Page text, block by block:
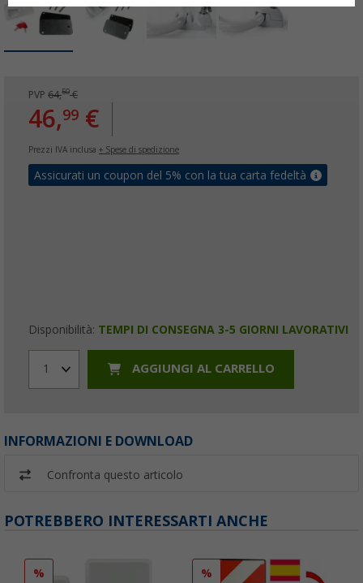
PVP 64,50€
46,99 €
Prezzi IVA inclusa + Spese di spedizione
Assicurati un coupon del 5% con la tua carta fedeltà
Disponibilità: TEMPI DI CONSEGNA 3-5 GIORNI LAVORATIVI
1 AGGIUNGI AL CARRELLO
INFORMAZIONI E DOWNLOAD
Confronta questo articolo
POTREBBERO INTERESSARTI ANCHE
% %